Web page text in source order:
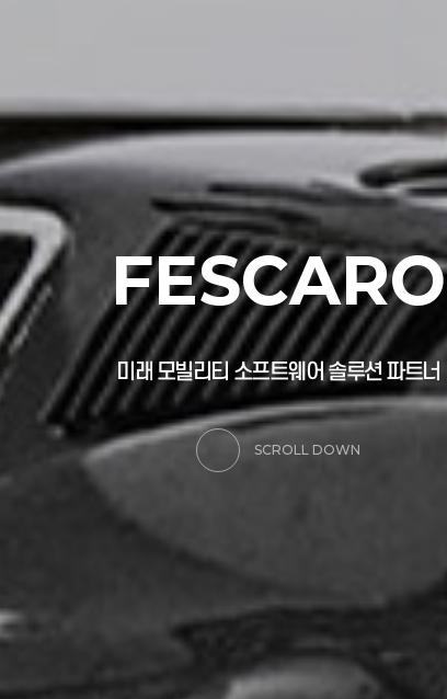
FESCARO
미래모빌리티 소프트웨어솔루션파트너
SCROLL DOWN